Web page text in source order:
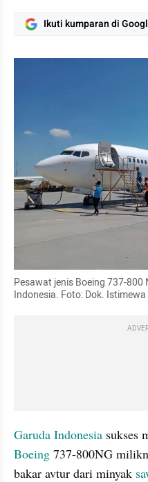
Ikuti kumparan di
Pesawat jenis Boeing 737-
Indonesia. Foto: Dok. Istimewa
Garuda Indonesia
Boeing 737-800NG
bakar avtur dari minyak